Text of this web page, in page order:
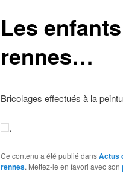
Les
rennes…
Bricolages effectués à la
.
Ce contenu a été publié dansActus
rennes. Mettez-le en favori avec son